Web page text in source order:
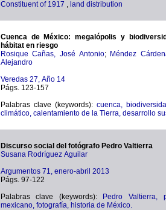
Constituent of 1917
land distribution
Cuenca de México: megalópolis y
hábitat en riesgo
Rosique Cañas, José Antonio; Méndez
Alejandro
Veredas 27, Año 14
Págs. 123-157
Palabras clave (keywords): cuenca,
climático, calentamiento de la Tierra, desarrollo
Discurso social del fotógrafo Pedro Valtierra
Susana Rodríguez Aguilar
Argumentos 71, enero-abril 2013
Págs. 97-122
Palabras clave (keywords): Pedro Valtierra,
mexicano, fotografía, historia de México.